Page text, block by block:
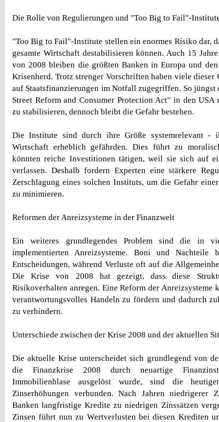
Die Rolle von Regulierungen und "Too Big to Fail"-
"Too Big to Fail"-Institute stellen ein enormes Risiko dar,
gesamte Wirtschaft destabilisieren können. Auch 15
von 2008 bleiben die größten Banken in Europa und
Krisenherd. Trotz strenger Vorschriften haben viele dieser
auf Staatsfinanzierungen im Notfall zugegriffen. So
Street Reform and Consumer Protection Act" in den USA
zu stabilisieren, dennoch bleibt die Gefahr bestehen.
Die Institute sind durch ihre Größe systemrelevant -
Wirtschaft erheblich gefährden. Dies führt zu
könnten reiche Investitionen tätigen, weil sie sich auf
verlassen. Deshalb fordern Experten eine stärkere
Zerschlagung eines solchen Instituts, um die Gefahr
zu minimieren.
Reformen der Anreizsysteme in der Finanzwelt
Ein weiteres grundlegendes Problem sind die in
implementierten Anreizsysteme. Boni und Nachteile
Entscheidungen, während Verluste oft auf die
Die Krise von 2008 hat gezeigt, dass diese
Risikoverhalten anregen. Eine Reform der Anreizsysteme
verantwortungsvolles Handeln zu fördern und dadurch
zu verhindern.
Unterschiede zwischen der Krise 2008 und der aktuellen
Die aktuelle Krise unterscheidet sich grundlegend von
die Finanzkrise 2008 durch neuartige
Immobilienblase ausgelöst wurde, sind die
Zinserhöhungen verbunden. Nach Jahren niedrigerer
Banken langfristige Kredite zu niedrigen Zinssätzen
Zinsen führt nun zu Wertverlusten bei diesen Krediten